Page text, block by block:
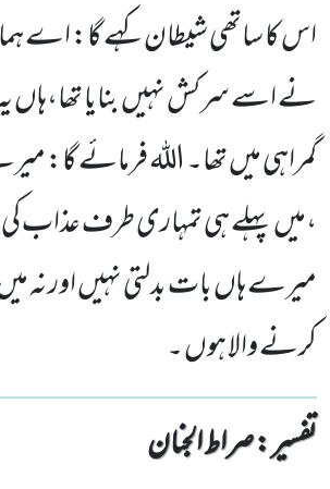
اس کا ساتھی شیطان کہے گا:
نے اسے سرکش نہیں بنایا تھا،ہاں
گمراہی میں تھا۔ اللہ فرمائے گا:
،میں پہلے ہی تمہاری طرف عذاب کی
میرے ہاں بات بدلتی نہیں اور نہ
کرنے والا ہوں ۔
تفسیر : ‎صراط الجنان